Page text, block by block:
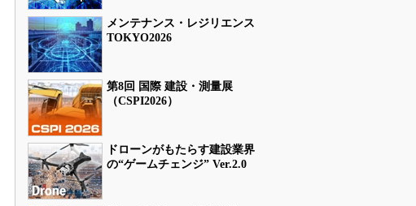
メンテナンス・レジリエンス
TOKYO2026
第8回 国際 建設・測量展
（CSPI2026）
ドローンがもたらす建設業界
の“ゲームチェンジ” Ver.2.0